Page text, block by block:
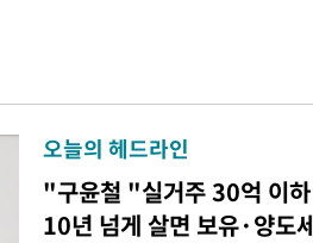
오늘의 헤드라인
"구윤철 "실거주 30억 이
10년 넘게 살면 보유·양